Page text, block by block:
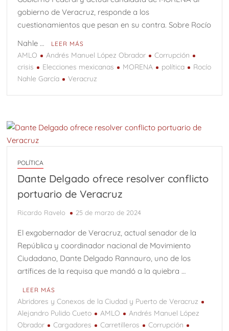
gobierno de Veracruz, responde a los
cuestionamientos que pesan en su contra. Sobre Rocío
Nahle …
LEER MÁS
AMLO Andrés Manuel López Obrador
Corrupción
crisis
Elecciones mexicanas MORENA política
Rocío
Nahle García
Veracruz
POLÍTICA
Dante Delgado ofrece resolver conflicto
portuario de Veracruz
Ricardo Ravelo 25 de marzo de 2024
El exgobernador de Veracruz, actual senador de la
República y coordinador nacional de Movimiento
Ciudadano, Dante Delgado Rannauro, uno de los
artífices de la requisa que mandó a la quiebra …
LEER MÁS
Abridores y Conexos de la Ciudad y Puerto de Veracruz
Alejandro Pulido Cueto
AMLO
Andrés Manuel López
Obrador
Cargadores Carretilleros
Corrupción